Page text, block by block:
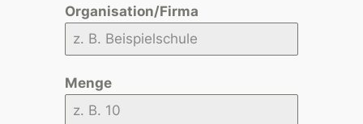
Organisation/Firma
Menge